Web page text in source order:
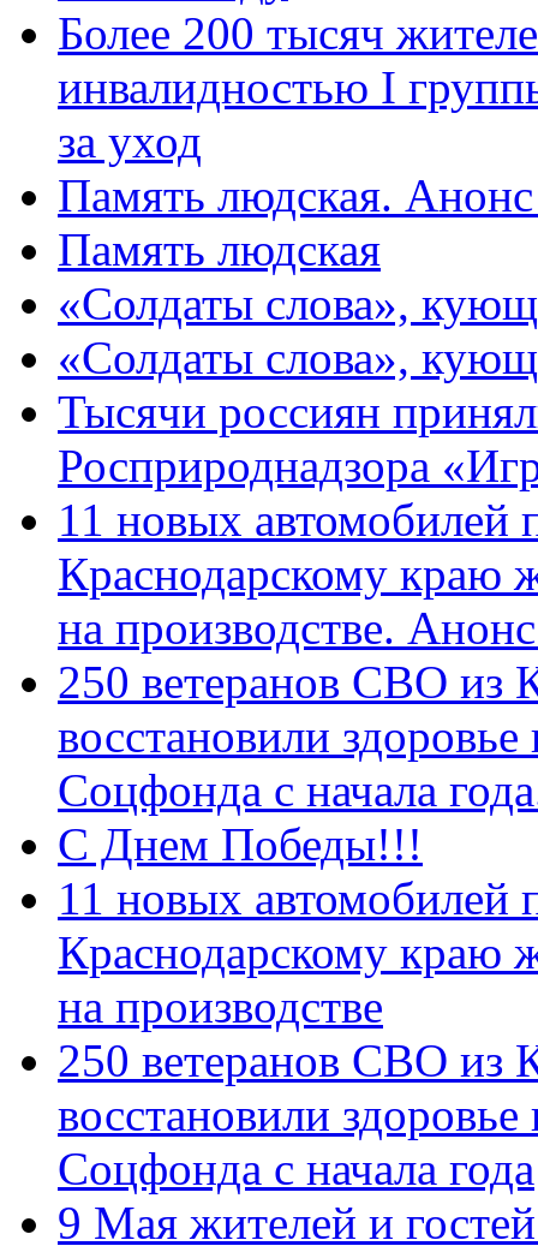
Более 200 тысяч
инвалидностью I
за уход
Память людская.
Память людская
«Солдаты слова»,
«Солдаты слова»,
Тысячи россиян
Росприроднадзора
11 новых автомобилей
Краснодарскому краю
на производстве.
250 ветеранов СВО из
восстановили
Соцфонда с начала
С Днем Победы!!!
11 новых автомобилей
Краснодарскому краю
на производстве
250 ветеранов СВО из
восстановили
Соцфонда с начала года
9 Мая жителей и